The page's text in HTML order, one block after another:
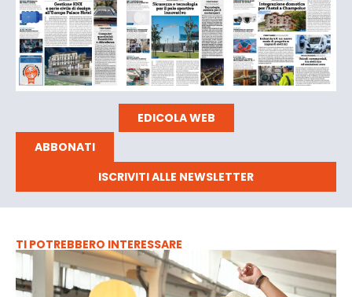
EDICOLA WEB
ABBONATI
ISCRIVITI ALLE NEWSLETTER
TI POTREBBERO INTERESSARE